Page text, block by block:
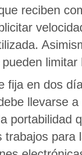
reciben
fija en dos
llevarse
portabilidad
trabajos para